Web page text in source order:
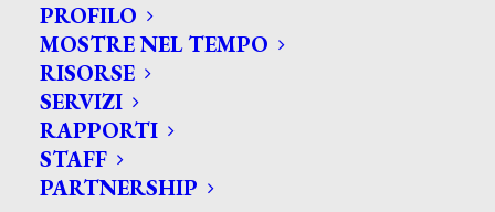
PROFILO
MOSTRE NEL TEMPO
RISORSE
SERVIZI
RAPPORTI
STAFF
PARTNERSHIP
CERCA TRA GLI ARTISTI:
Search
for: